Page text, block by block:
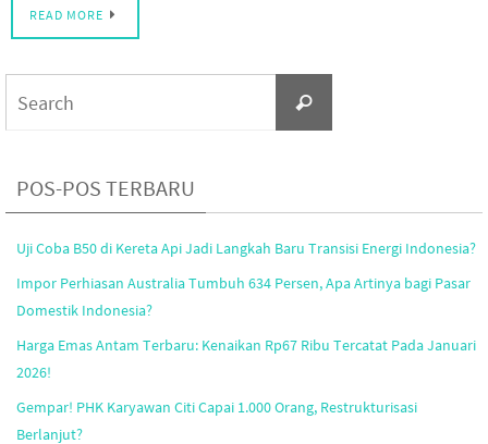
READ MORE
Search
POS-POS TERBARU
Uji Coba B50 di Kereta Api Jadi Langkah Baru Transisi Energi Indonesia?
Impor Perhiasan Australia Tumbuh 634 Persen, Apa Artinya bagi Pasar
Domestik Indonesia?
Harga Emas Antam Terbaru: Kenaikan Rp67 Ribu Tercatat Pada Januari
2026!
Gempar! PHK Karyawan Citi Capai 1.000 Orang, Restrukturisasi
Berlanjut?